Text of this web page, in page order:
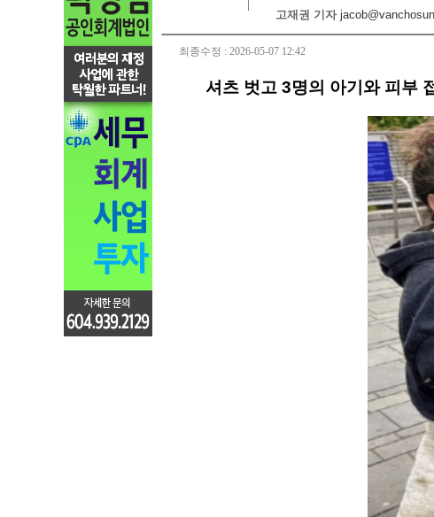
고재권 기자
최종수정 : 2026-05-07 12:42
셔츠 벗고 3명의 아기와 피부